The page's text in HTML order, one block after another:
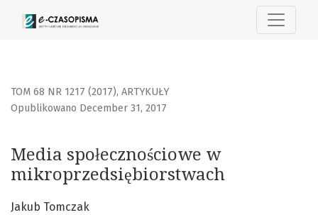
Media społecznościowe w mikroprzedsiębiorstwach
TOM 68 NR 1217 (2017), ARTYKUŁY
Media społecznościowe w
mikroprzedsiębiorstwach
Opublikowano December 31, 2017
Jakub Tomczak